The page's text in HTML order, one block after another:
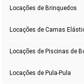
Locações de Brinquedos
Locações de Camas
Locações de Piscinas de
Locações de Pula-Pula